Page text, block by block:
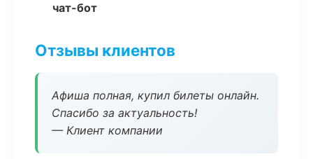
чат-бот
Отзывы клиентов
Афиша полная, купил билеты онлайн.
Спасибо за актуальность!
— Клиент компании